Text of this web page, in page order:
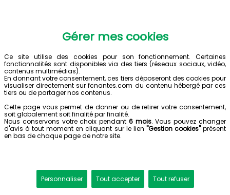
Gérer mes cookies
Ce site utilise des cookies pour son fonctionnement. Certaines
fonctionnalités sont disponibles via des tiers (réseaux sociaux, vidéo,
contenus multimédias).
En donnant votre consentement, ces tiers déposeront des cookies pour
visualiser directement sur fcnantes.com du contenu hébergé par ces
tiers ou de partager nos contenus.
Cette page vous permet de donner ou de retirer votre consentement,
soit globalement soit finalité par finalité.
Nous conservons votre choix pendant 6 mois. Vous pouvez changer
d'avis à tout moment en cliquant sur le lien "Gestion cookies"présent
en bas de chaque page de notre site.
Personnaliser Tout accepter Tout refuser